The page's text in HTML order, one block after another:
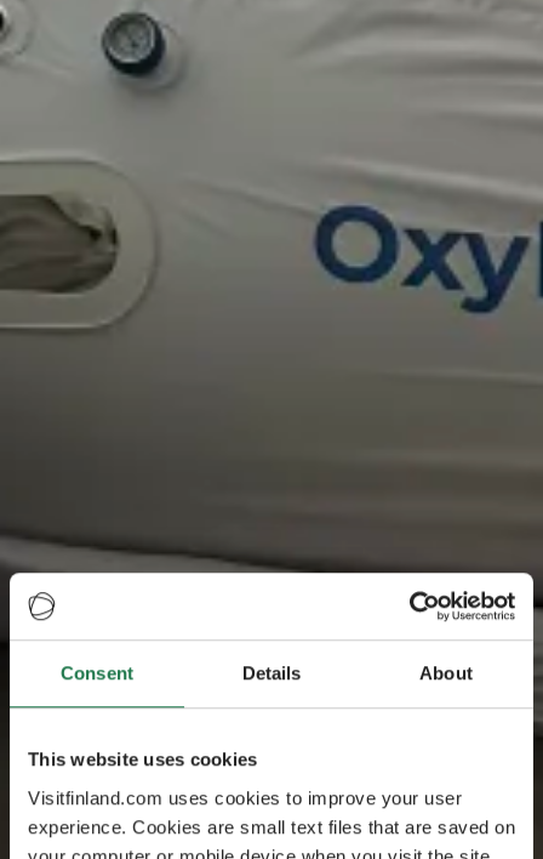
Consent Details About
This website uses cookies
Visitfinland.com uses cookies to improve your user
experience. Cookies are small text files that are saved on